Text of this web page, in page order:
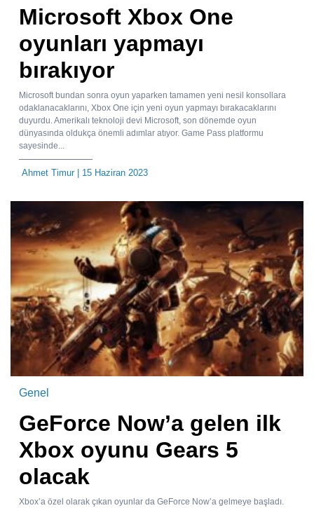
Microsoft Xbox One
oyunları yapmayı
bırakıyor
Microsoft bundan sonra oyun yaparken tamamen yeni nesil konsollara
odaklanacaklarını, Xbox One için yeni oyun yapmayı bırakacaklarını
duyurdu. Amerikalı teknoloji devi Microsoft, son dönemde oyun
dünyasında oldukça önemli adımlar atıyor. Game Pass platformu
sayesinde...
Ahmet Timur| 15 Haziran 2023
Genel
GeForce Now’a gelen ilk
Xbox oyunu Gears 5
olacak
Xbox’a özel olarak çıkan oyunlar da GeForce Now’a gelmeye başladı.